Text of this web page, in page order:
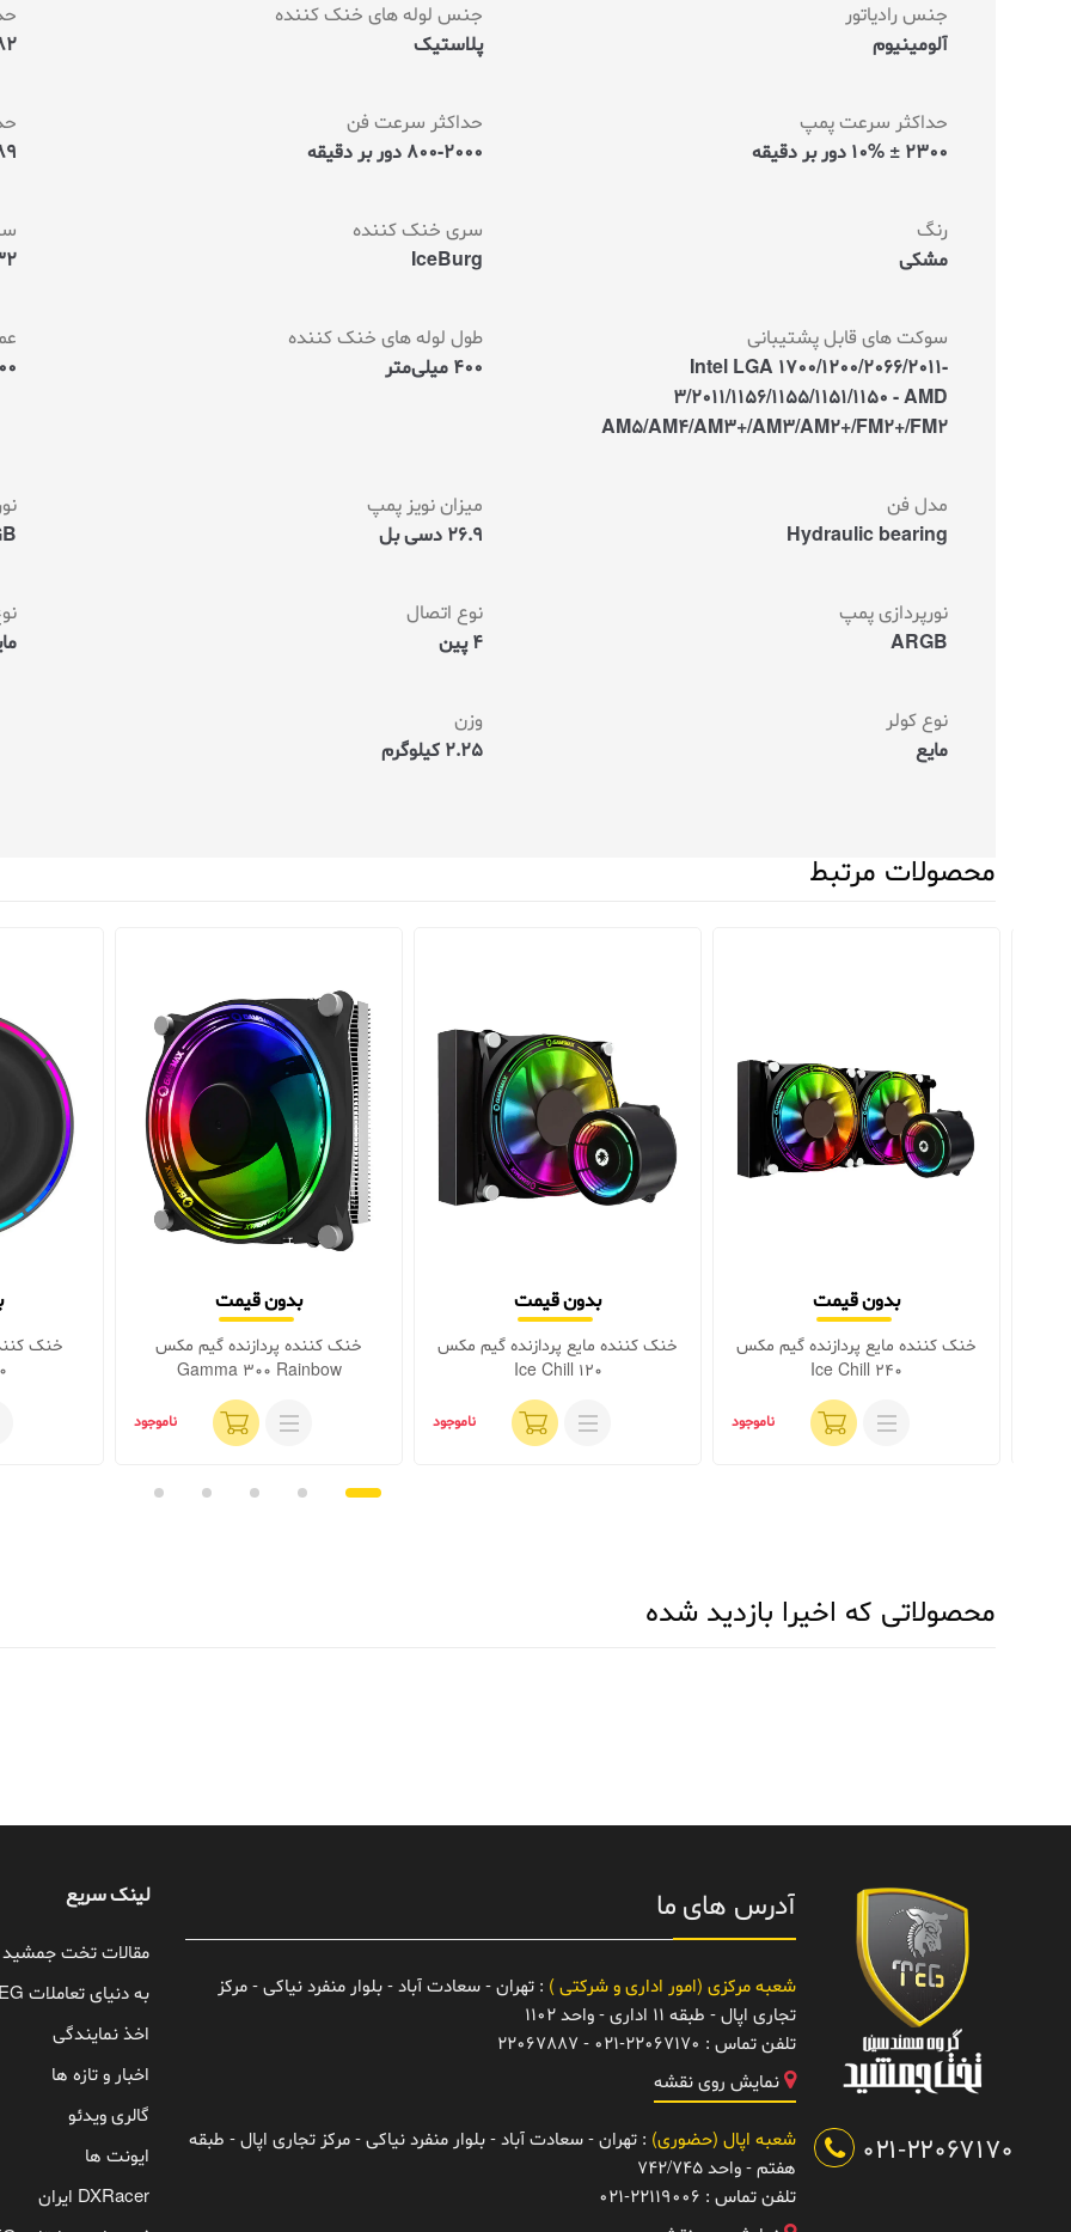
جنس رادیاتور
آلومینیوم
جنس لوله های خنک کننده
پلاستیک
حداکثر سرعت پمپ
2300 ± 10% دور بر دقیقه
حداکثر سرعت فن
800-2000 دور بر دقیقه
رنگ
مشکی
سری خنک کننده
IceBurg
32
سوکت های قابل پشتیبانی
Intel LGA 1700/1200/2066/2011-
3/2011/1156/1155/1151/1150 - AMD
AM5/AM4/AM3+/AM3/AM2+/FM2+/FM2
طول لوله های خنک کننده
400 میلی‌متر
مدل فن
Hydraulic bearing
میزان نویز پمپ
26.9 دسی بل
نورپردازی پمپ
ARGB
نوع اتصال
4 پین
نوع کولر
مایع
وزن
2.25 کیلوگرم
محصولات مرتبط
خنک
بدون قیمت
خنک کننده پردازنده گیم مکس
Gamma 300 Rainbow
ناموجود
بدون قیمت
خنک کننده مایع پردازنده گیم مکس
Ice Chill 120
ناموجود
بدون قیمت
خنک کننده مایع پردازنده گیم مکس
Ice Chill 240
ناموجود
محصولاتی که اخیرا بازدید شده
021-22067170
آدرس های ما
شعبه مرکزی (امور اداری و شرکتی ) : تهران - سعادت آباد - بلوار منفرد نیاکی - مرکز
تجاری اپال - طبقه 11 اداری - واحد 1102
تلفن تماس : 021-22067170 - 22067887
نمایش روی نقشه
شعبه اپال (حضوری) : تهران - سعادت آباد - بلوار منفرد نیاکی - مرکز تجاری اپال - طبقه
هفتم - واحد 742/745
تلفن تماس : 021-22119006
لینک سریع
مقالات تخت جمشید
به دنیای تعاملات TEG خوش آمدید!
اخذ نمایندگی
اخبار و تازه ها
گالری ویدئو
ایونت ها
DXRacer ایران